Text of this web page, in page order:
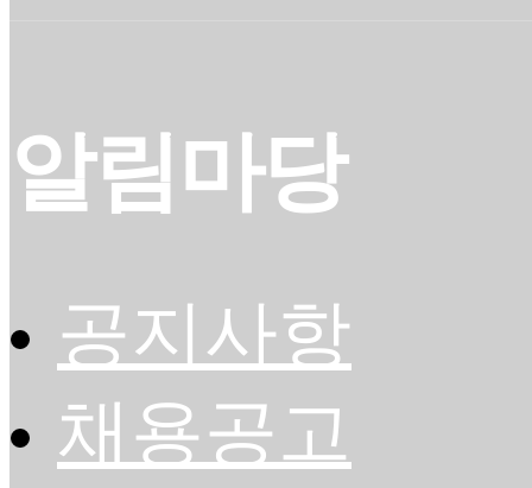
알림마당
공지사항
채용공고